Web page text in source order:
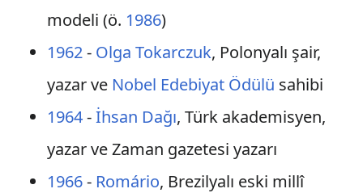
modeli (ö. 1986)
1962- Olga Tokarczuk, Polonyalı şair,
yazar ve Nobel Edebiyat Ödülü sahibi
1964-İhsan Dağı, Türk akademisyen,
yazar ve Zaman gazetesi yazarı
1966- Romário, Brezilyalı eski millî